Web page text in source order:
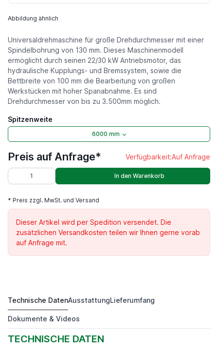
Abbildung ähnlich
Universaldrehmaschine für große Drehdurchmesser mit einer
Spindelbohrung von 130 mm. Dieses Maschinenmodell
ermöglicht durch seinen 22/30 kW Antriebsmotor, das
hydraulische Kupplungs- und Bremssystem, sowie die
Bettbreite von 100 mm die Bearbeitung von großen
Werkstücken mit hoher Spanabnahme. Es sind
Drehdurchmesser von bis zu 3.500mm möglich.
Spitzenweite
6000 mm
Preis auf Anfrage* Verfügbarkeit:Auf Anfrage
In den Warenkorb
* Preis zzgl. MwSt. und Versand
Dieser Artikel wird per Spedition versendet. Die
zusätzlichen Versandkosten teilen wir Ihnen gerne vorab
auf Anfrage mit.
DKM 1600
Preis auf Anfrage*
Technische DatenAusstattungLieferumfang
Dokumente & Videos
TECHNISCHE DATEN